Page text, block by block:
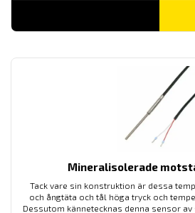
Mineralisolerade
Tack vare sin konstruktion är dessa
och ångtäta och tål höga tryck och
Dessutom kännetecknas denna sensor